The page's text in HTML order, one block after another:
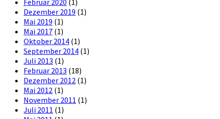
Dezember 2019 (1)
Mai 2019 (1)
Mai 2017 (1)
Oktober 2014 (1)
September 2014 (1)
Juli 2013 (1)
Februar 2013 (18)
Dezember 2012 (1)
Mai 2012 (1)
November 2011 (1)
Juli 2011 (1)